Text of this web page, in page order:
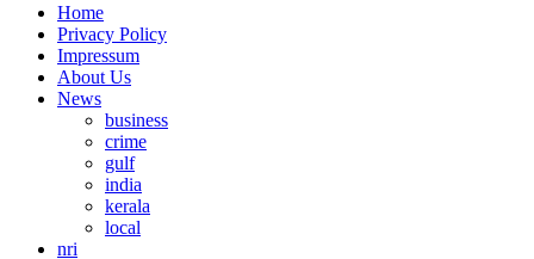
Home
Privacy Policy
Impressum
About Us
News
business
crime
gulf
india
kerala
local
nri